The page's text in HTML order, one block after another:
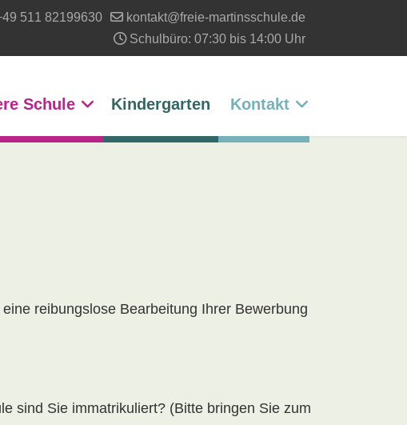
511 82199630
kontakt@freie-martinsschule.de
Schulbüro: 07:30 bis 14:00 Uhr
Schule Kindergarten Kontakt
reibungslose Bearbeitung Ihrer Bewerbung
sind Sie immatrikuliert? (Bitte bringen Sie zum